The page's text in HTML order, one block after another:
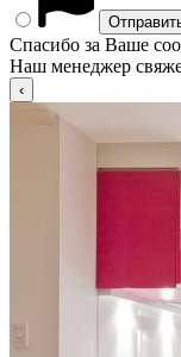
Спасибо за Ваше
Наш менеджер